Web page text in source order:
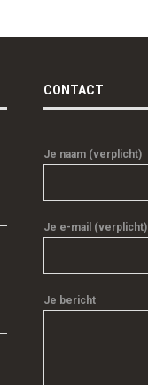
CONTACT
Je naam (verplicht)
Je e-mail (verplicht)
Je bericht